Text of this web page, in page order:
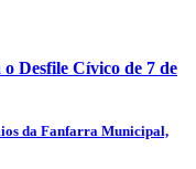
Desfile Cívico de 7 de
da Fanfarra Municipal,